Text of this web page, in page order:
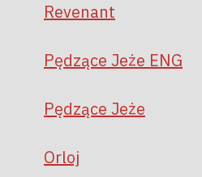
Revenant
Pędzące Jeże ENG
Pędzące Jeże
Orloj